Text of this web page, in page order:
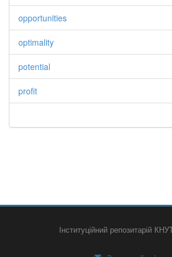
opportunities
optimality
potential
profit
Інституційний репозитарій